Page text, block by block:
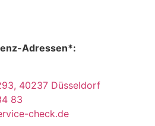
Adressen*:
40237 Düsseldorf
83
check.de